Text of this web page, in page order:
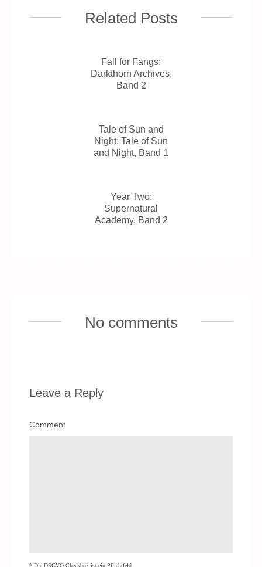
Related Posts
Fall for Fangs:
Darkthorn Archives,
Band 2
Tale of Sun and
Night: Tale of Sun
and Night, Band 1
Year Two:
Supernatural
Academy, Band 2
No comments
Leave a Reply
Comment
* Die DSGVO-Checkbox ist ein Pflichtfeld